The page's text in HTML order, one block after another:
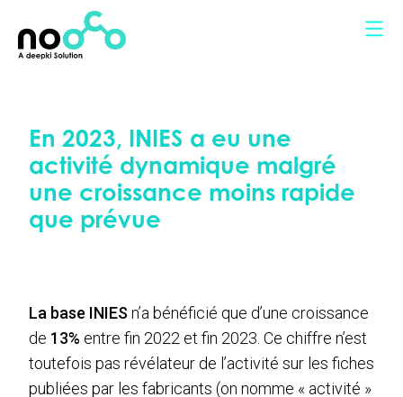
En 2023, INIES a eu une
activité dynamique malgré
une croissance moins rapide
que prévue
La base INIES n’a bénéficié que d’une croissance
de 13% entre fin 2022 et fin 2023. Ce chiffre n’est
toutefois pas révélateur de l’activité sur les fiches
publiées par les fabricants (on nomme « activité »
Panneau de gestion des cookies